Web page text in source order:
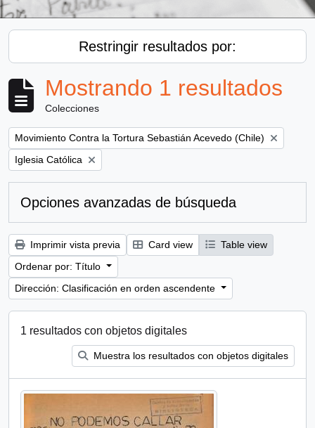
Restringir resultados por:
Mostrando 1 resultados
Colecciones
Remove filter:
Movimiento Contra la Tortura Sebastián Acevedo (Chile)
Remove filter:
Iglesia Católica
Opciones avanzadas de búsqueda
Imprimir vista previa Card view
Table view
Ordenar por: Título
Dirección: Clasificación en orden ascendente
1 resultados con objetos digitales
Muestra los resultados con objetos digitales